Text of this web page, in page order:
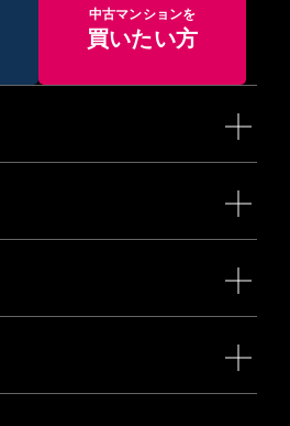
中古マンションを
買いたい方